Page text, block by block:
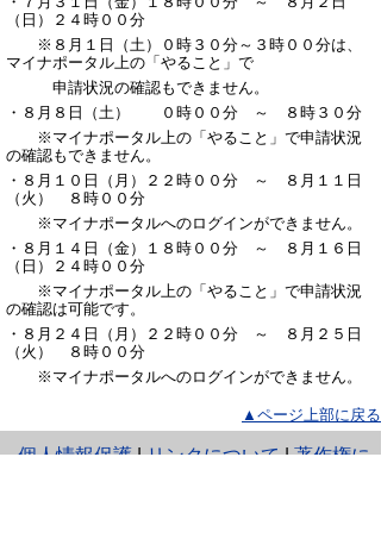
（日）２４時００分
※８月１日（土）０時３０分～３時００分は、
マイナポータル上の「やること」で
申請状況の確認もできません。
・８月８日（土） ０時００分 ～ ８時３０分
※マイナポータル上の「やること」で申請状況
の確認もできません。
・８月１０日（月）２２時００分 ～ ８月１１日
（火） ８時００分
※マイナポータルへのログインができません。
・８月１４日（金）１８時００分 ～ ８月１６日
（日）２４時００分
※マイナポータル上の「やること」で申請状況
の確認は可能です。
・８月２４日（月）２２時００分 ～ ８月２５日
（火） ８時００分
※マイナポータルへのログインができません。
▲ページ上部に戻る
個人情報保護|と
リンクについて|著作権に